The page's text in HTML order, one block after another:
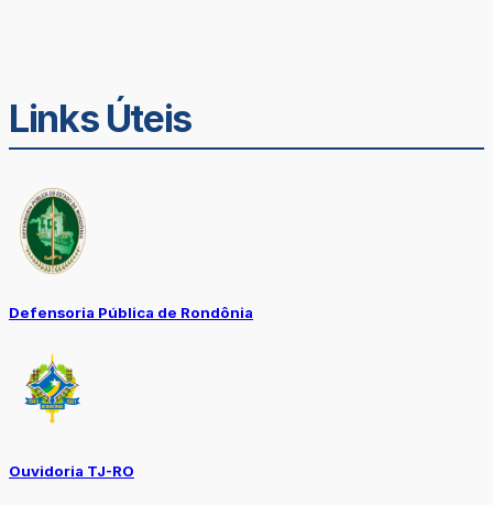
Links Úteis
Defensoria Pública de Rondônia
Ouvidoria TJ-RO